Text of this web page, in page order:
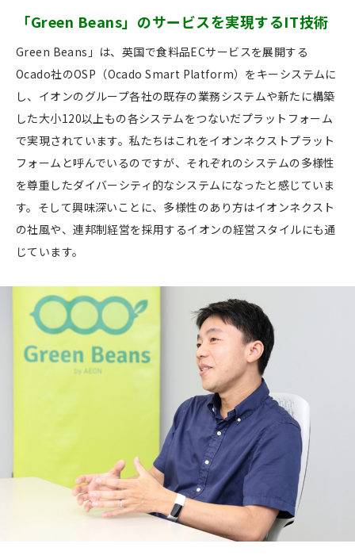
「Green Beans」のサービスを実現するIT技術
Green Beans」は、英国で食料品ECサービスを展開する
Ocado社のOSP（Ocado Smart Platform）をキーシステムに
し、イオンのグループ各社の既存の業務システムや新たに構築
した大小120以上もの各システムをつないだプラットフォーム
で実現されています。私たちはこれをイオンネクストプラット
フォームと呼んでいるのですが、それぞれのシステムの多様性
を尊重したダイバーシティ的なシステムになったと感じていま
す。そして興味深いことに、多様性のあり方はイオンネクスト
の社風や、連邦制経営を採用するイオンの経営スタイルにも通
じています。